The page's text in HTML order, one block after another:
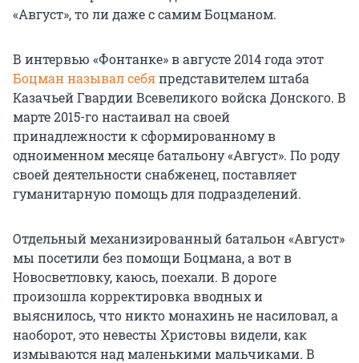
«Август», то ли даже с самим Боцманом.
В интервью «Фонтанке» в августе 2014 года этот
Боцман называл себяпредставителем штаба
Казачьей Гвардии Всевеликого войска Донского. В
марте 2015-го настаивал на своей
принадлежности к сформированному в
одноименном месяце батальону «Август». По роду
своей деятельности снабженец, поставляет
гуманитарную помощь для подразделений.
Отдельный механизированный батальон «Август»
мы посетили без помощи Боцмана, а вот в
Новосветловку, каюсь, поехали. В дороге
произошла корректировка вводных и
выяснилось, что никто монахинь не насиловал, а
наоборот, это невесты Христовы видели, как
измываются над маленькими мальчиками. В